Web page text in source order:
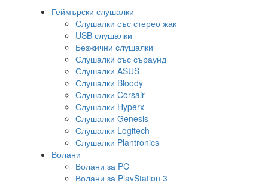
Геймърски слушалки
Слушалки със стерео жак
USB слушалки
Безжични слушалки
Слушалки със съраунд
Слушалки ASUS
Слушалки Bloody
Слушалки Corsair
Слушалки Hyperx
Слушалки Genesis
Слушалки Logitech
Слушалки Plantronics
Волани
Волани за PC
Волани за PlayStation 3